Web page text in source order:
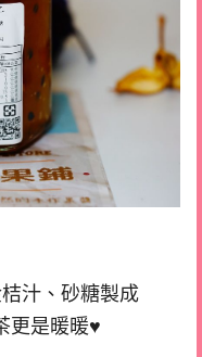
汁、砂糖製成
更是暖暖♥